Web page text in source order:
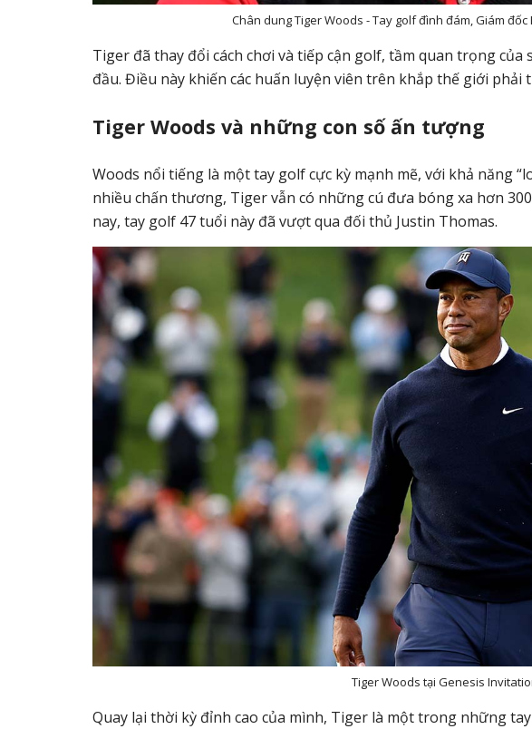
Chân dung Tiger Woods - Tay golf đình đám, Giám
Tiger đã thay đổi cách chơi và tiếp cận golf, tầm quan trọng
đầu. Điều này khiến các huấn luyện viên trên khắp thế giới phải
Tiger Woods và những con số ấn tượng
Woods nổi tiếng là một tay golf cực kỳ mạnh mẽ, với khả năng
nhiều chấn thương, Tiger vẫn có những cú đưa bóng xa hơn
nay, tay golf 47 tuổi này đã vượt qua đối thủ Justin Thomas.
Tiger Woods tại Genesis
Quay lại thời kỳ đỉnh cao của mình, Tiger là một trong những